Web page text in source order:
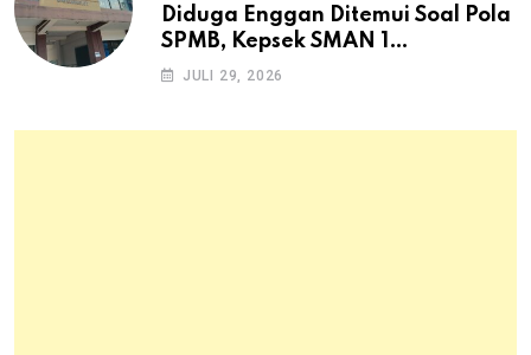
Diduga Enggan Ditemui Soal Pola
SPMB, Kepsek SMAN 1
Dayeuhkolot Dikeluhkan Orang
JULI 29, 2026